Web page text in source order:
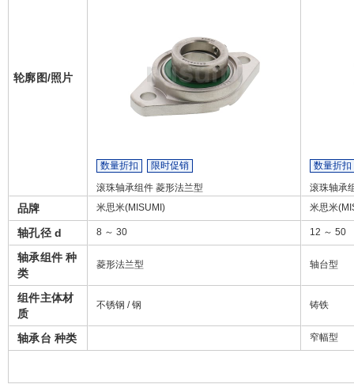
轮廓图/照片
数量折扣
限时促销
滚珠轴承组件 菱形法兰型
数量折扣
滚珠轴承
品牌 米思米(MISUMI) 米思米
轴孔径 d 8 ～ 30 12 ～ 50
轴承组件 种
类
菱形法兰型 轴台型
组件主体材
质
不锈钢 / 钢 铸铁
轴承台 种类 窄幅型